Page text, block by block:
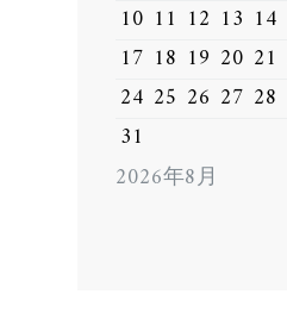
2026年8月
10 11 12 13 14
17 18 19 20 21
24 25 26 27 28
31